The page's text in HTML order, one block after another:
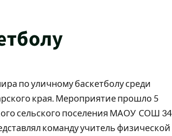
по уличному баскетболу среди
края. Мероприятие прошло 5
сельского поселения МАОУ СОШ 34
команду учитель физической